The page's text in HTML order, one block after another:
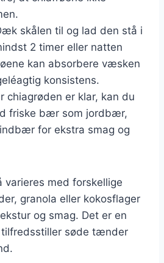
skålen til og lad den stå i
2 timer eller natten
kan absorbere væsken
konsistens.
chiagrøden er klar, kan du
friske bær som jordbær,
for ekstra smag og
varieres med forskellige
granola eller kokosflager
og smag. Det er en
søde tænder